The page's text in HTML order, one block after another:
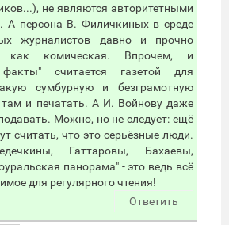
не являются авторитетными
А персона В. Филичкиных в среде
журналистов давно и прочно
как комическая. Впрочем, и
считается газетой для
сумбурную и безграмотную
там и печатать. А И. Войнову даже
Можно, но не следует: ещё
считать, что это серьёзные люди.
Гаттаровы, Бахаевы,
панорама" - это ведь всё
для регулярного чтения!
Ответить